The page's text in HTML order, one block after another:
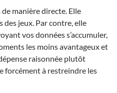
manière directe. Elle
des jeux. Par contre, elle
vos données s’accumuler,
les moins avantageux et
raisonnée plutôt
forcément à restreindre les